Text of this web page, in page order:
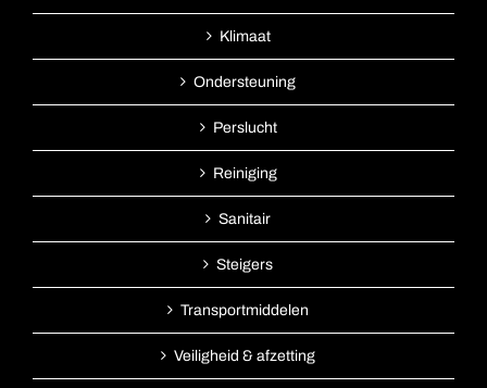
Klimaat
Ondersteuning
Perslucht
Reiniging
Sanitair
Steigers
Transportmiddelen
Veiligheid & afzetting